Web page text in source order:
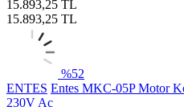
15.893,25 TL
15.893,25 TL
%52
ENTES Entes MKC-05P Motor
230V Ac